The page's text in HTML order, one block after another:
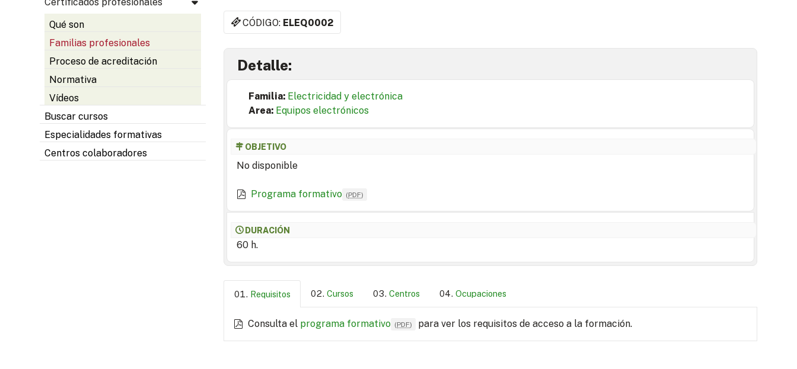
Qué son
Familias profesionales
Proceso de acreditación
Normativa
Vídeos
Buscar cursos
Especialidades formativas
Centros colaboradores
CÓDIGO: ELEQ0002
Detalle:
Familia: Electricidad y electrónica
Area: Equipos electrónicos
OBJETIVO
No disponible
Programa formativo (PDF)
DURACIÓN
60 h.
Requisitos Cursos Centros Ocupaciones
Consulta el programa formativo (PDF) para ver los requisitos de acceso a la formación.